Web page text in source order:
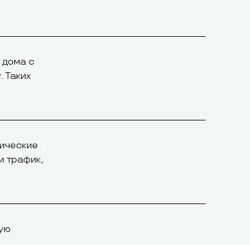
дома с
Таких
трафик,